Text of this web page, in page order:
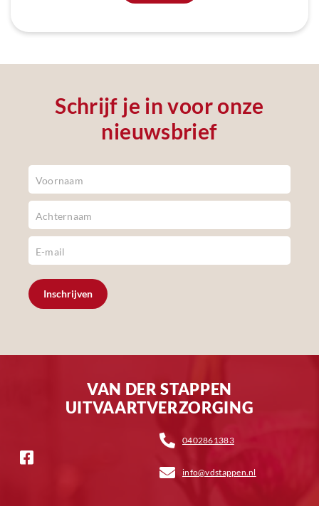
Schrijf je in voor onze
nieuwsbrief
Newsletter
Footer
Inschrijven
VAN DER STAPPEN
UITVAARTVERZORGING
0402861383
info@vdstappen.nl